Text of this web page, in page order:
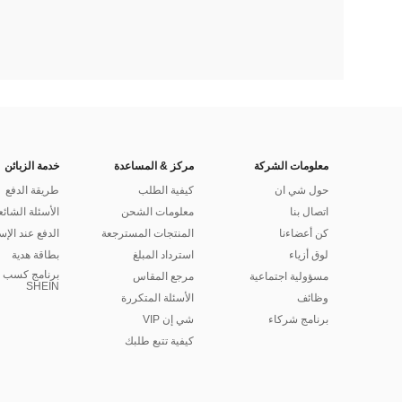
معلومات الشركة
حول شي ان
اتصال بنا
كن أعضاءنا
لوق أزياء
مسؤولية اجتماعية
وظائف
برنامج شركاء
مركز & المساعدة
كيفية الطلب
معلومات الشحن
المنتجات المسترجعة
استرداد المبلغ
مرجع المقاس
الأسئلة المتكررة
شي إن VIP
كيفية تتبع طلبك
خدمة الزبائن
طريقة الدفع
الأسئلة
الدفع عند
بطاقة هدية
برنامج كسب
SHEIN